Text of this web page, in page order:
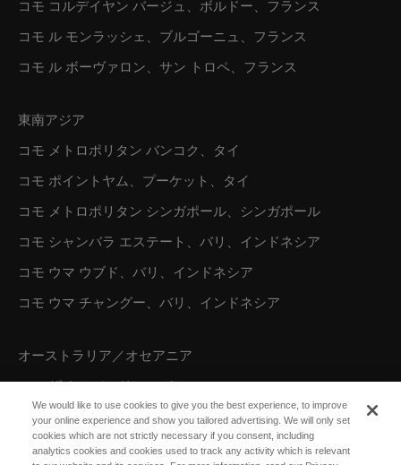
コモ コルデイヤン バージュ、ボルドー、フランス
コモ ル モンラッシェ、ブルゴーニュ、フランス
コモ ル ボーヴァロン、サン トロペ、フランス
東南アジア
コモ メトロポリタン バンコク、タイ
コモ ポイントヤム、プーケット、タイ
コモ メトロポリタン シンガポール、シンガポール
コモ シャンバラ エステート、バリ、インドネシア
コモ ウマ ウブド、バリ、インドネシア
コモ ウマ チャングー、バリ、インドネシア
オーストラリア／オセアニア
北米
We would like to use cookies to give you the best experience, to improve
your online experience and show you tailored advertising. We will only set
cookies which are not strictly necessary if you consent, including
analytics cookies and cookies used to track any activity which is relevant